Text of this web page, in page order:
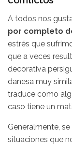
A todos nos
por completo
estrés que
que a veces
decorativa
danesa muy
traduce como
caso tiene un
Generalmente,
situaciones que